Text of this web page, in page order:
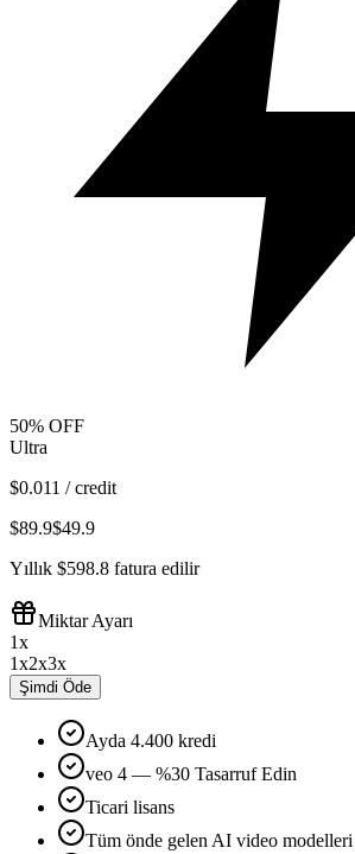
50% OFF
Ultra
$0.011 / credit
$89.9$49.9
Yıllık $598.8 fatura edilir
Miktar Ayarı
1x
1x2x3x
Şimdi Öde
Ayda 4.400 kredi
veo 4 — %30 Tasarruf Edin
Ticari lisans
Tüm önde gelen AI video